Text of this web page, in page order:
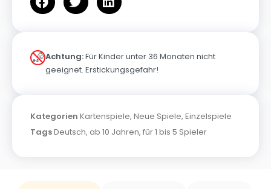
Achtung:Für Kinder unter 36 Monaten nicht
geeignet. Erstickungsgefahr!
Kategorien Kartenspiele, Neue Spiele, Einzelspiele
TagsDeutsch, ab 10 Jahren, für 1 bis 5 Spieler